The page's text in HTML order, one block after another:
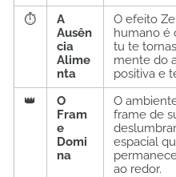
⏱️
A
Ausên
cia
Alime
nta
O efeito
humano é
tu te
mente do
positiva e
👑
O
Fram
e
Domi
na
O
frame de
espacial
ao redor.